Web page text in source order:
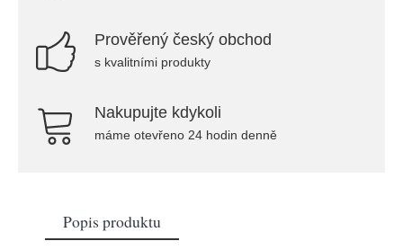
Prověřený český obchod
s kvalitními produkty
Nakupujte kdykoli
máme otevřeno 24 hodin denně
Popis produktu